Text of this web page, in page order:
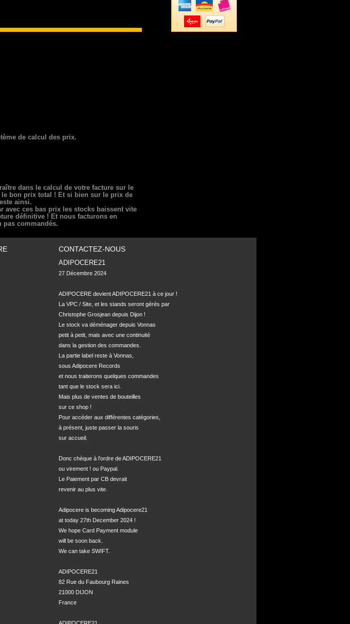
de calcul des prix.
dans le calcul de votre facture sur le
bon prix total ! Et si bien sur le prix de
ainsi.
avec ces bas prix les stocks baissent vite
définitive ! Et nous facturons en
pas commandés.
CONTACTEZ-NOUS
ADIPOCERE21
27 Décembre 2024
ADIPOCERE devient ADIPOCERE21 à ce jour !
La VPC / Site, et les stands seront gérés par
Christophe Grosjean depuis Dijon !
Le stock va déménager depuis Vonnas
petit à petit, mais avec une continuité
dans la gestion des commandes.
La partie label reste à Vonnas,
sous Adipocere Records
et nous traiterons quelques commandes
tant que le stock sera ici.
Mais plus de ventes de bouteilles
sur ce shop !
Pour accéder aux différentes catégories,
à présent, juste passer la souris
sur accueil.
Donc chèque à l'ordre de ADIPOCERE21
ou virement ! ou Paypal.
Le Paiement par CB devrait
revenir au plus vite.
Adipocere is becoming Adipocere21
at today 27th December 2024 !
We hope Card Payment module
will be soon back.
We can take SWIFT.
ADIPOCERE21
82 Rue du Faubourg Raines
21000 DIJON
France